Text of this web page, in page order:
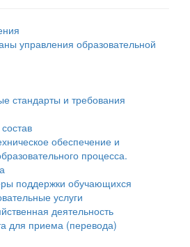
управления образовательной
стандарты и требования
обеспечение и
процесса.
поддержки обучающихся
услуги
деятельность
для приема (перевода)